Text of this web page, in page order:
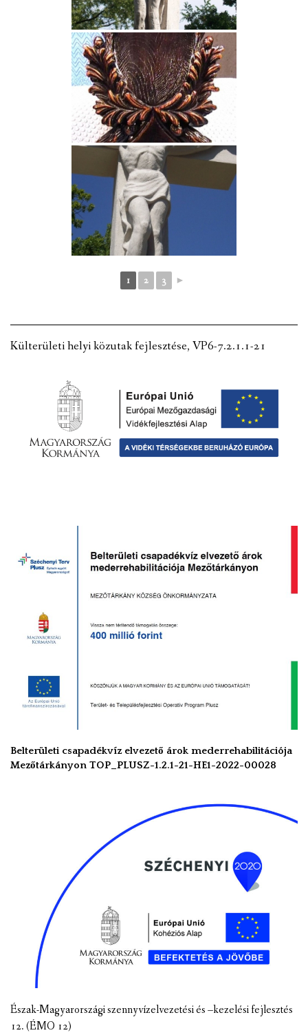
1 2 3 ►
Külterületi helyi közutak fejlesztése, VP6-7.2.1.1-21
Belterületi csapadékvíz elvezető árok mederrehabilitációja
Mezőtárkányon TOP_PLUSZ-1.2.1-21-HE1-2022-00028
Észak-Magyarországi szennyvízelvezetési és –kezelési fejlesztés
12. (ÉMO 12)